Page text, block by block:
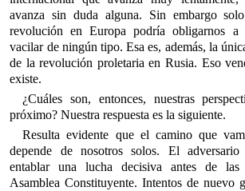
avanza sin duda alguna. Sin embargo
revolución en Europa podría obligarnos
vacilar de ningún tipo. Esa es, además, la
de la revolución proletaria en Rusia. Eso
existe.
¿Cuáles son, entonces, nuestras
próximo? Nuestra respuesta es la siguiente.
Resulta evidente que el camino que
depende de nosotros solos. El
entablar una lucha decisiva antes de las
Asamblea Constituyente. Intentos de nuevo